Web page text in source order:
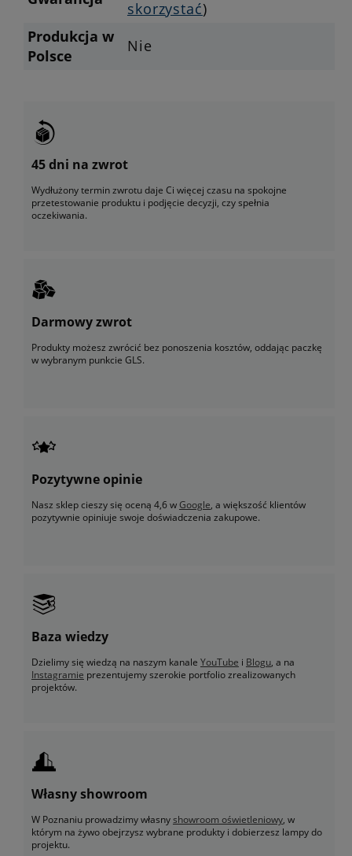
skorzystać)
Produkcja w
Polsce
Nie
45 dni na zwrot
Wydłużony termin zwrotu daje Ci więcej czasu na spokojne
przetestowanie produktu i podjęcie decyzji, czy spełnia
oczekiwania.
Darmowy zwrot
Produkty możesz zwrócić bez ponoszenia kosztów, oddając paczkę
w wybranym punkcie GLS.
Pozytywne opinie
Nasz sklep cieszy się oceną 4,6 wGoogle, a większość klientów
pozytywnie opiniuje swoje doświadczenia zakupowe.
Baza wiedzy
Dzielimy się wiedzą na naszym kanale YouTube i Blogu, a na
Instagramie prezentujemy szerokie portfolio zrealizowanych
projektów.
Własny showroom
W Poznaniu prowadzimy własnyshowroom oświetleniowy, w
którym na żywo obejrzysz wybrane produkty i dobierzesz lampy do
projektu.